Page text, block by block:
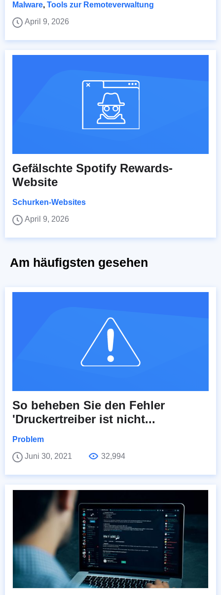
Malware, Tools zur Remoteverwaltung
April 9, 2026
Gefälschte Spotify Rewards-
Website
Schurken-Websites
April 9, 2026
Am häufigsten gesehen
So beheben Sie den Fehler
'Druckertreiber ist nicht...
Problem
Juni 30, 2021
32,994